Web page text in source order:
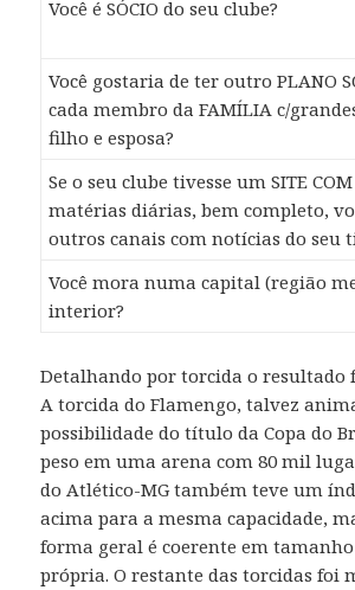
Você é SÓCIO do seu clube?
Você gostaria de ter outro PLANO
cada membro da FAMÍLIA c/
filho e esposa?
Se o seu clube tivesse um SITE
matérias diárias, bem completo,
outros canais com notícias do seu
Você mora numa capital (região
interior?
Detalhando por torcida o resultado
A torcida do Flamengo, talvez
possibilidade do título da Copa do
peso em uma arena com 80 mil
do Atlético-MG também teve um
acima para a mesma capacidade,
forma geral é coerente em
própria. O restante das torcidas foi